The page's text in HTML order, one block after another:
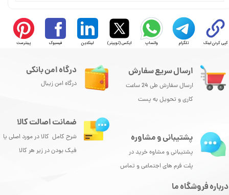
کپی کردن لینک تلگرام واتساپ ایکس (توییتر) لینکدین فیسبوک پینترست
ارسال سریع سفارش
ارسال سفارش طی 24 ساعت
کاری و تحویل به پست
درباره فروشگاه ما
درگاه امن بانکی
درگاه امن زیبال
پشتیبانی و مشاوره
پشتیبانی و مشاوه خرید در
پلت فرم های اجتماعی و تماس
ضمانت اصالت کالا
شرح کامل کالا در مورد اصلی یا
فیک بودن در زیر هر کالا